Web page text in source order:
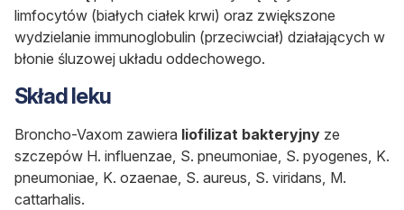
limfocytów (białych ciałek krwi) oraz zwiększone
wydzielanie immunoglobulin (przeciwciał) działających w
błonie śluzowej układu oddechowego.
Skład leku
Broncho-Vaxom zawiera liofilizat bakteryjny ze
szczepów H. influenzae, S. pneumoniae, S. pyogenes, K.
pneumoniae, K. ozaenae, S. aureus, S. viridans, M.
cattarhalis.